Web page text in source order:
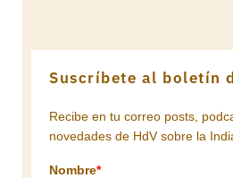
Suscríbete al boletín
Recibe en tu correo posts,
novedades de HdV sobre la
Nombre*